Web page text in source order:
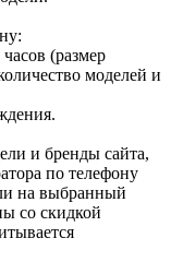
(размер
моделей и
и бренды сайта,
по телефону
на выбранный
со скидкой